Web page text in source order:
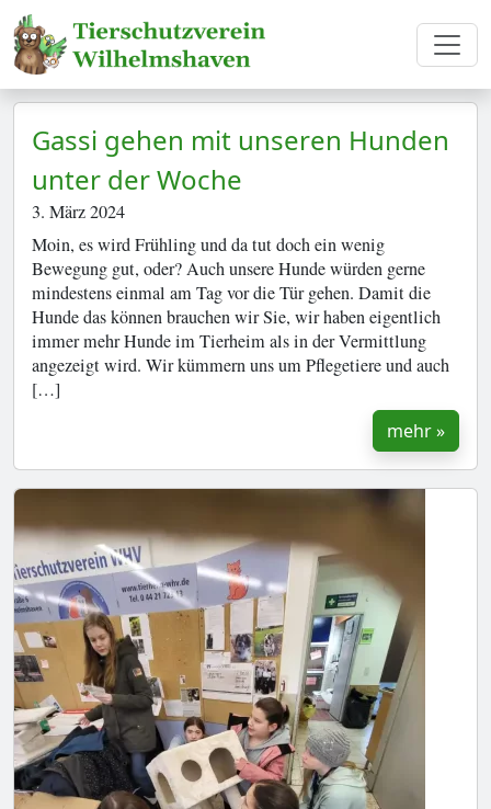
Gassi gehen mit unseren Hunden
unter der Woche
3. März 2024
Moin, es wird Frühling und da tut doch ein wenig
Bewegung gut, oder? Auch unsere Hunde würden gerne
mindestens einmal am Tag vor die Tür gehen. Damit die
Hunde das können brauchen wir Sie, wir haben eigentlich
immer mehr Hunde im Tierheim als in der Vermittlung
angezeigt wird. Wir kümmern uns um Pflegetiere und auch
[…]
mehr »